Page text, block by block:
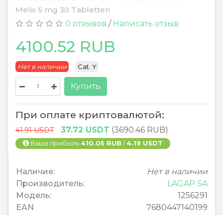
Melix 5 mg 30 Tabletten
0 отзывов / Написать отзыв
4100.52 RUB
Нет в наличии Cat. Y
Купить
При оплате криптовалютой:
41.91 USDT 37.72 USDT (3690.46 RUB)
Ваша прибыль 410.05 RUB / 4.19 USDT
Наличие:
Нет в наличии
Производитель:
LAGAP SA
Модель:
1256291
EAN
7680447140199